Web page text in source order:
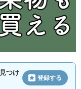
見つけ
登録する